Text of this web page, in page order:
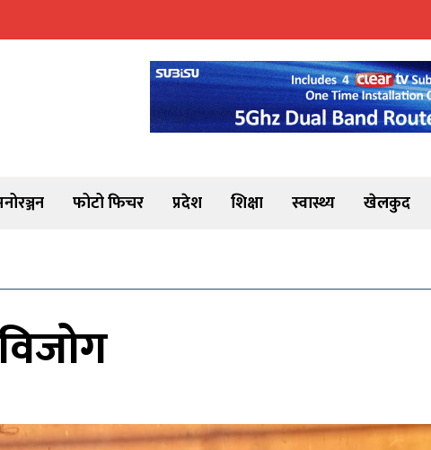
फोटो फिचर प्रदेश शिक्षा स्वास्थ्य खेलकुद